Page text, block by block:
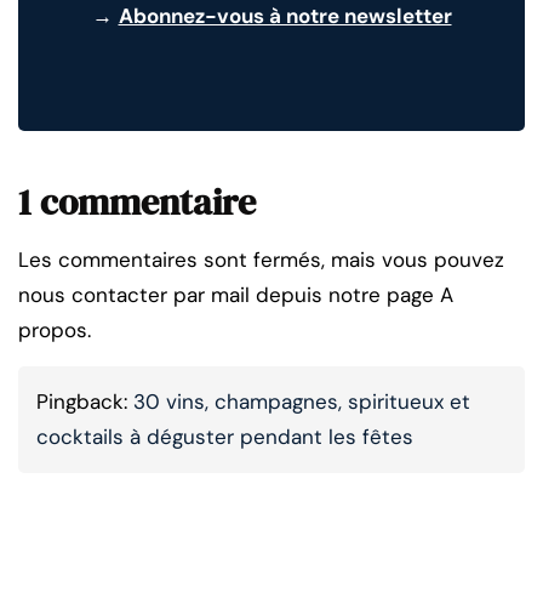
→ Abonnez-vous à notre newsletter
1 commentaire
Les commentaires sont fermés, mais vous pouvez
nous contacter par mail depuis notre page A
propos.
Pingback: 30 vins, champagnes, spiritueux et
cocktails à déguster pendant les fêtes